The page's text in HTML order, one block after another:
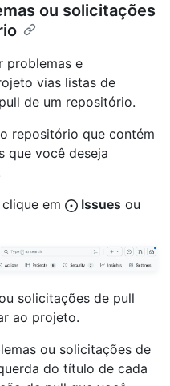
ou solicitações
problemas e
vias listas de
de um repositório.
repositório que contém
que você deseja
em
Issues ou
solicitações de pull
ao projeto.
ou solicitações de
do título de cada